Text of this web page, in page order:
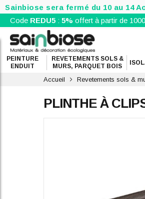
Sainbiose sera fermé du 10 au 14
Code REDU5 :5% offert à partir de
PEINTURE
ENDUIT
REVETEMENTS SOLS &
MURS, PARQUET BOIS
Accueil Revetements sols &
PLINTHE À